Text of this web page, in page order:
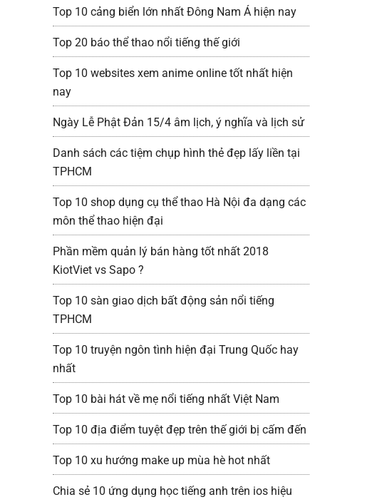
Top 10 cảng biển lớn nhất Đông Nam Á hiện nay
Top 20 báo thể thao nổi tiếng thế giới
Top 10 websites xem anime online tốt nhất hiện
nay
Ngày Lễ Phật Đản 15/4 âm lịch, ý nghĩa và lịch sử
Danh sách các tiệm chụp hình thẻ đẹp lấy liền tại
TPHCM
Top 10 shop dụng cụ thể thao Hà Nội đa dạng các
môn thể thao hiện đại
Phần mềm quản lý bán hàng tốt nhất 2018
KiotViet vs Sapo ?
Top 10 sàn giao dịch bất động sản nổi tiếng
TPHCM
Top 10 truyện ngôn tình hiện đại Trung Quốc hay
nhất
Top 10 bài hát về mẹ nổi tiếng nhất Việt Nam
Top 10 địa điểm tuyệt đẹp trên thế giới bị cấm đến
Top 10 xu hướng make up mùa hè hot nhất
Chia sẻ 10 ứng dụng học tiếng anh trên ios hiệu